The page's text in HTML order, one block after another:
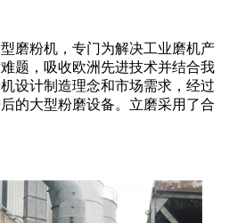
磨粉机，专门为解决工业磨机产
题，吸收欧洲先进技术并结合我
设计制造理念和市场需求，经过
的大型粉磨设备。立磨采用了合